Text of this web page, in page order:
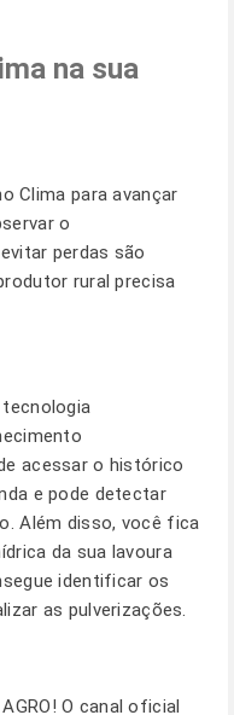
na sua
Clima para avançar
o
perdas são
rural precisa
acessar o histórico
e pode detectar
Além disso, você fica
da sua lavoura
identificar os
as pulverizações.
O canal oficial